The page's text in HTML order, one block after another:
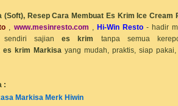
(Soft), Resep Cara Membuat Es Krim Ice Cream
www.mesinresto.com Hi-Win Resto - hadir
sendiri sajianes krim
tanpa semua
es krim Markisa yang mudah, praktis, siap
:
Markisa Merk Hiwin